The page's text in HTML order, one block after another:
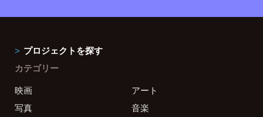
プロジェクトを探す
カテゴリー
映画
アート
写真
音楽